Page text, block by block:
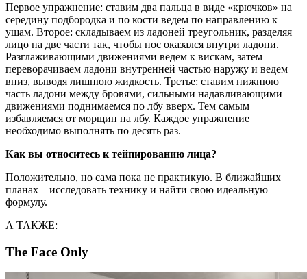
Первое упражнение: ставим два пальца в виде «крючков» на
середину подбородка и по кости ведем по направлению к
ушам. Второе: складываем из ладоней треугольник, разделяя
лицо на две части так, чтобы нос оказался внутри ладони.
Разглаживающими движениями ведем к вискам, затем
переворачиваем ладони внутренней частью наружу и ведем
вниз, выводя лишнюю жидкость. Третье: ставим нижнюю
часть ладони между бровями, сильными надавливающими
движениями поднимаемся по лбу вверх. Тем самым
избавляемся от морщин на лбу. Каждое упражнение
необходимо выполнять по десять раз.
Как вы относитесь к тейпированию лица?
Положительно, но сама пока не практикую. В ближайших
планах – исследовать технику и найти свою идеальную
формулу.
А ТАКЖЕ:
The Face Only